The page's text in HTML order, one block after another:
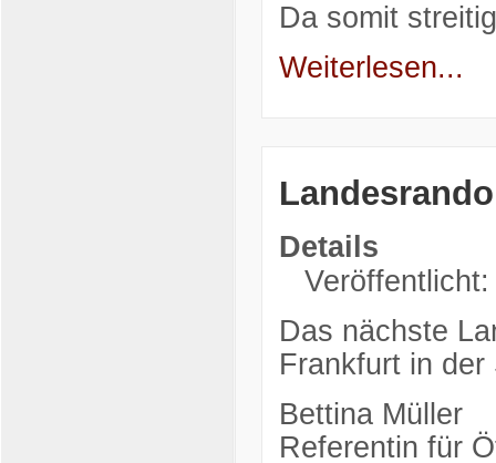
Da somit
Weiterlesen...
Details
Das nächste
Frankfurt in
Bettina Müller
Referentin für